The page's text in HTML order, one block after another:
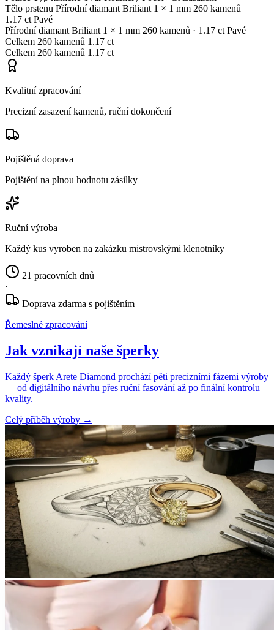
Tělo prstenu Přírodní diamant Briliant 1 × 1 mm 260 kamenů
1.17 ct Pavé
Přírodní diamant Briliant 1 × 1 mm 260 kamenů · 1.17 ct Pavé
Celkem 260 kamenů 1.17 ct
Celkem 260 kamenů 1.17 ct
Kvalitní zpracování
Precizní zasazení kamenů, ruční dokončení
Pojištěná doprava
Pojištění na plnou hodnotu zásilky
Ruční výroba
Každý kus vyroben na zakázku mistrovskými klenotníky
21 pracovních dnů
·
Doprava zdarma s pojištěním
Řemeslné zpracování
Jak vznikají naše šperky
Každý šperk Arete Diamond prochází pěti precizními fázemi výroby
— od digitálního návrhu přes ruční fasování až po finální kontrolu
kvality.
Celý příběh výroby →